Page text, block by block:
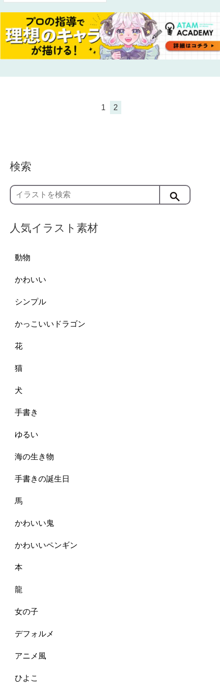
1 2
検索
人気イラスト素材
動物
かわいい
シンプル
かっこいいドラゴン
花
猫
犬
手書き
ゆるい
海の生き物
手書きの誕生日
馬
かわいい鬼
かわいいペンギン
本
龍
女の子
デフォルメ
アニメ風
ひよこ